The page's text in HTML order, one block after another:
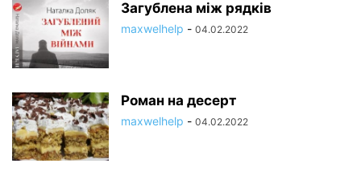
Загублена між рядків
maxwelhelp - 04.02.2022
Роман на десерт
maxwelhelp - 04.02.2022